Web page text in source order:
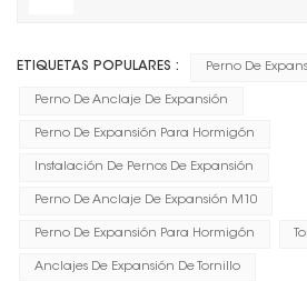
ETIQUETAS POPULARES : Perno De
Perno De Anclaje De Expansión
Perno De Expansión Para Hormigón
Instalación De Pernos De Expansión
Perno De Anclaje De Expansión M10
Perno De Expansión Para Hormigón
Anclajes De Expansión De Tornillo